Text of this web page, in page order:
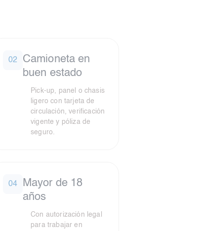
02
Camioneta en
buen estado
Pick-up, panel o chasis
ligero con tarjeta de
circulación, verificación
vigente y póliza de
seguro.
04
Mayor de 18
años
Con autorización legal
para trabajar en